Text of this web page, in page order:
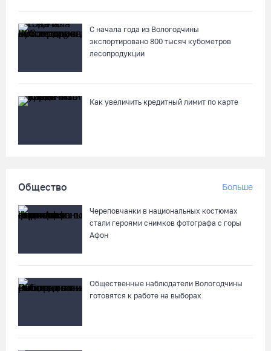
08.08.26 / 09:15
10 пьяных водителей и 23 без прав остановили за сутки
07.08.26 / 17:25
футбольного кубка региона
07.08.26 / 17:15
07.08.26 / 16:46
кювет и опрокинулся
С начала года из Вологодчины
экспортировано 800 тысяч кубометров
лесопродукции
Как увеличить кредитный лимит по карте
Общество Больше
Череповчанки в национальных костюмах
стали героями снимков фотографа с горы
Афон
Общественные наблюдатели Вологодчины
готовятся к работе на выборах